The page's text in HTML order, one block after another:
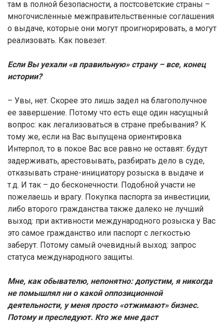
там в полной безопасности, а постсоветские страны –
многочисленные межправительственные соглашения
о выдаче, которые они могут проигнорировать, а могут
реализовать. Как повезет.
Если Вы уехали «в правильную» страну – все, конец
истории?
– Увы, нет. Скорее это лишь задел на благополучное
ее завершение. Потому что есть еще один насущный
вопрос: как легализоваться в стране пребывания? К
тому же, если на Вас выпущена ориентировка
Интерпол, то в покое Вас все равно не оставят: будут
задерживать, арестовывать, разбирать дело в суде,
отказывать стране-инициатору розыска в выдаче и
т.д. И так – до бесконечности. Подобной участи не
пожелаешь и врагу. Покупка паспорта за инвестиции,
либо второго гражданства также далеко не лучший
выход: при активности международного розыска у Вас
это самое гражданство или паспорт с легкостью
заберут. Потому самый очевидный выход: запрос
статуса международного защиты.
Мне, как обывателю, непонятно: допустим, я никогда
не помышлял ни о какой оппозиционной
деятельности, у меня просто «отжимают» бизнес.
Потому и преследуют. Кто же мне даст